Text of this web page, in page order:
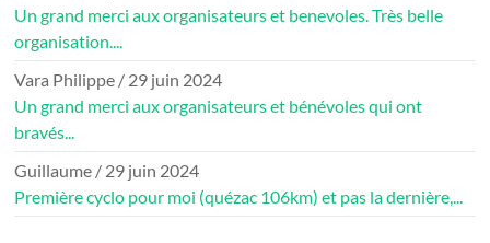
Un grand merci aux organisateurs et benevoles. Très belle
organisation....
Vara Philippe / 29 juin 2024
Un grand merci aux organisateurs et bénévoles qui ont
bravés...
Guillaume / 29 juin 2024
Première cyclo pour moi (quézac 106km) et pas la dernière,...